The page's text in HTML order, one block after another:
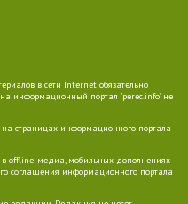
в сети Internet обязательно
на информационный портал "perec.info" не
страницах информационного портала
offline-медиа, мобильных дополнениях
соглашения информационного портала